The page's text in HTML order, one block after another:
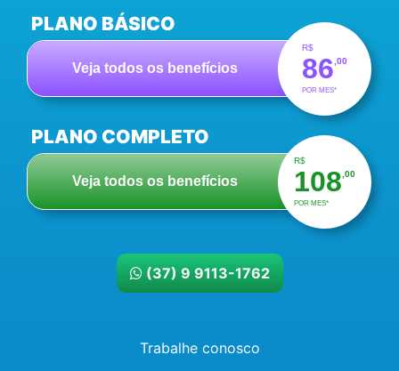
PLANO BÁSICO
Veja todos os benefícios
R$
86 ,00
POR MES*
PLANO COMPLETO
Veja todos os benefícios
R$
108 ,00
POR MES*
(37) 9 9113-1762
Trabalhe conosco